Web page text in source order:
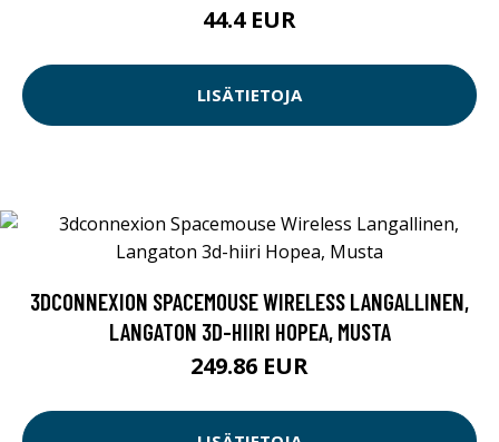
44.4 EUR
LISÄTIETOJA
3DCONNEXION SPACEMOUSE WIRELESS LANGALLINEN,
LANGATON 3D-HIIRI HOPEA, MUSTA
249.86 EUR